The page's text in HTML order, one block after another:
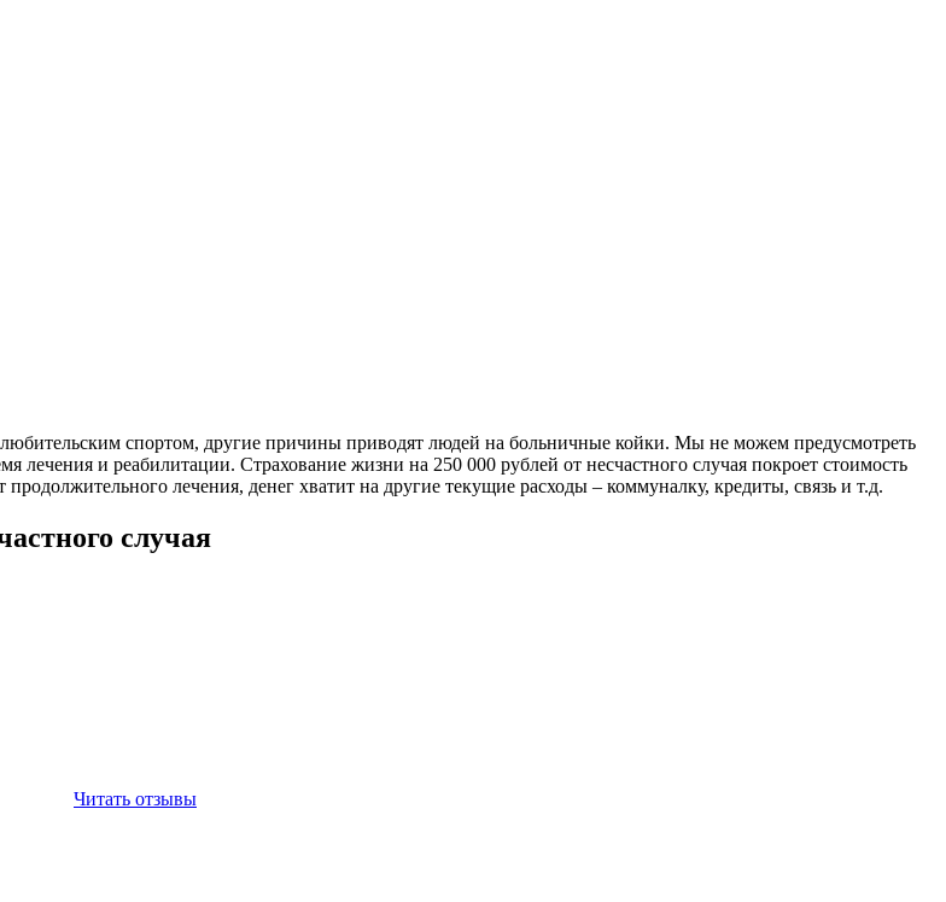
любительским спортом, другие причины приводят людей на больничные койки. Мы не можем предусмотреть
лечения и реабилитации. Страхование жизни на 250 000 рублей от несчастного случая покроет стоимость
лечения, денег хватит на другие текущие расходы – коммуналку, кредиты, связь и т.д.
случая
Читать отзывы